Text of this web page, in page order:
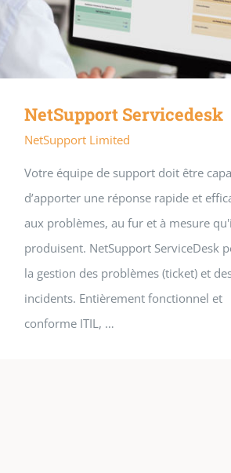
NetSupport Servicedesk
NetSupport Limited
Votre équipe de support doit être
d’apporter une réponse rapide et
aux problèmes, au fur et à mesure
produisent. NetSupport ServiceDesk
la gestion des problèmes (ticket) et
incidents. Entièrement fonctionnel et
conforme ITIL, …